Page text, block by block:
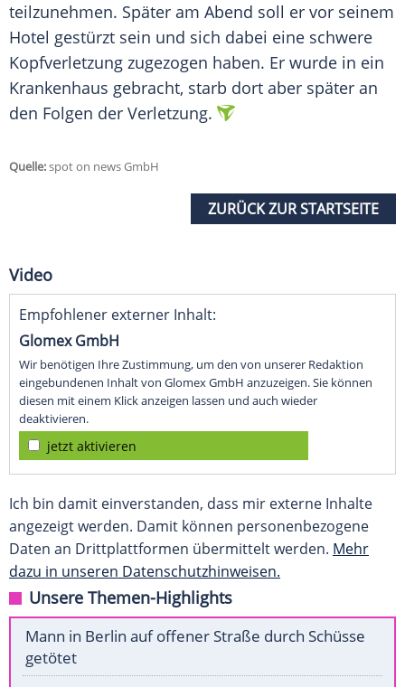
teilzunehmen. Später am Abend soll er vor seinem
Hotel gestürzt sein und sich dabei eine schwere
Kopfverletzung zugezogen haben. Er wurde in ein
Krankenhaus gebracht, starb dort aber später an
den Folgen der Verletzung.
Quelle:spot on news GmbH
ZURÜCK ZUR STARTSEITE
Video
Empfohlener externer Inhalt:
Glomex GmbH
Wir benötigen Ihre Zustimmung, um den von unserer Redaktion
eingebundenen Inhalt von Glomex GmbH anzuzeigen. Sie können
diesen mit einem Klick anzeigen lassen und auch wieder
deaktivieren.
jetzt aktivieren
Ich bin damit einverstanden, dass mir externe Inhalte
angezeigt werden. Damit können personenbezogene
Daten an Drittplattformen übermittelt werden. Mehr
dazu in unseren Datenschutzhinweisen.
Unsere Themen-Highlights
Mann in Berlin auf offener Straße durch Schüsse
getötet